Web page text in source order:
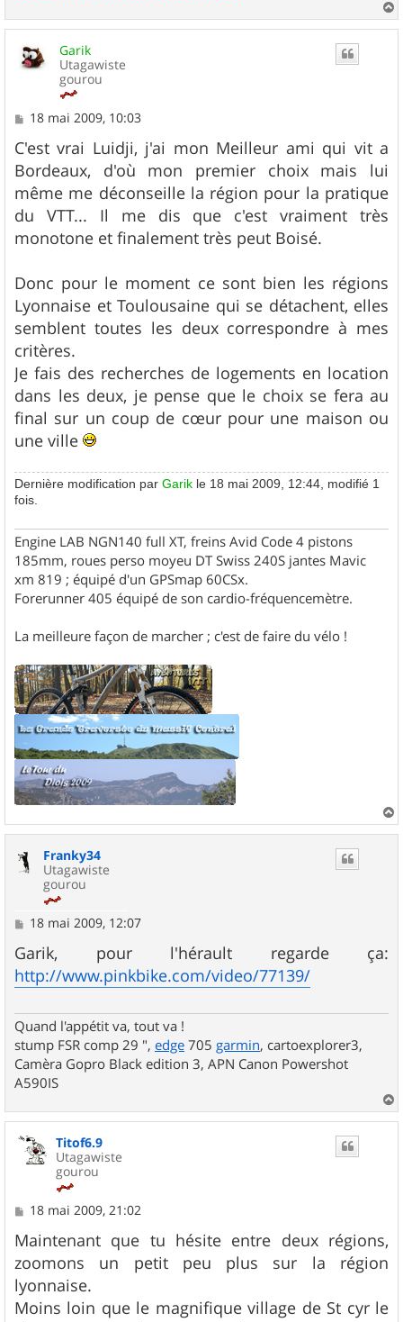
a
u
Garik
Utagawiste
gourou
M
s
s
a
g
e
18 mai 2009, 10:03
C'est vrai Luidji, j'ai mon Meilleur ami qui vit a
Bordeaux, d'où mon premier choix mais lui
même me déconseille la région pour la pratique
du VTT... Il me dis que c'est vraiment très
monotone et finalement très peut Boisé.
Donc pour le moment ce sont bien les régions
Lyonnaise et Toulousaine qui se détachent, elles
semblent toutes les deux correspondre à mes
critères.
Je fais des recherches de logements en location
dans les deux, je pense que le choix se fera au
final sur un coup de cœur pour une maison ou
une ville
Dernière modification par Garik le 18 mai 2009, 12:44, modifié 1
fois.
Engine LAB NGN140 full XT, freins Avid Code 4 pistons
185mm, roues perso moyeu DT Swiss 240S jantes Mavic
xm 819 ; équipé d'un GPSmap 60CSx.
Forerunner 405 équipé de son cardio-fréquencemètre.
La meilleure façon de marcher ; c'est de faire du vélo !
a
Franky34
Utagawiste
gourou
M
s
s
a
g
18 mai 2009, 12:07
Garik, pour l'hérault regarde ça:
http://www.pinkbike.com/video/77139/
Quand l'appétit va, tout va !
stump FSR comp 29 ", edge 705 garmin, cartoexplorer3,
Camèra Gopro Black edition 3, APN Canon Powershot
A590IS
a
Titof6.9
Utagawiste
gourou
M
s
s
a
g
e
18 mai 2009, 21:02
Maintenant que tu hésite entre deux régions,
zoomons un petit peu plus sur la région
lyonnaise.
Moins loin que le magnifique village de St cyr le